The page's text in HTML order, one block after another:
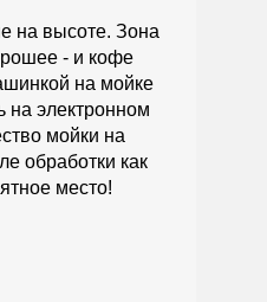
на высоте. Зона
- и кофе
на мойке
на электронном
мойки на
обработки как
место!